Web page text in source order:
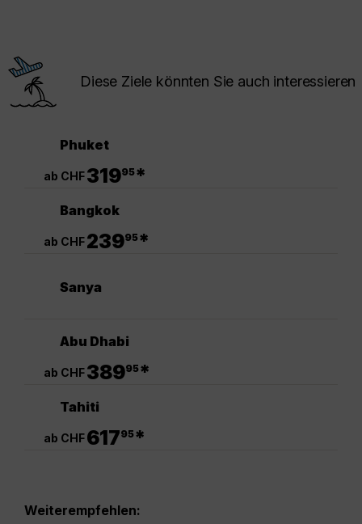
Diese Ziele könnten Sie auch interessieren
Phuket
ab CHF31995*
Bangkok
ab CHF23995*
Sanya
Abu Dhabi
ab CHF38995*
Tahiti
ab CHF61795*
Weiterempfehlen: